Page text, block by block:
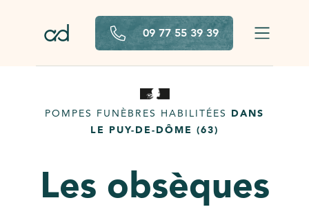
09 77 55 39 39
POMPES FUNÈBRES HABILITÉES DANS
LE PUY-DE-DÔME (63)
Les obsèques